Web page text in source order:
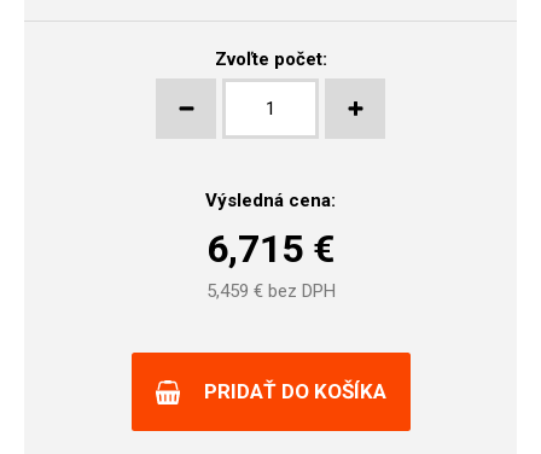
Zvoľte počet:
Výsledná cena:
6,715 €
5,459 € bez DPH
PRIDAŤ DO KOŠÍKA